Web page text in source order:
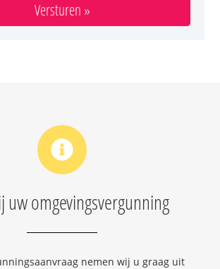
uw omgevingsvergunning
nemen wij u graag uit